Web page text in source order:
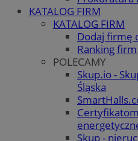
KATALOG FIRM
KATALOG FIRM
Dodaj firmę
Ranking firm
POLECAMY
Skup.io -
Śląska
Skup -